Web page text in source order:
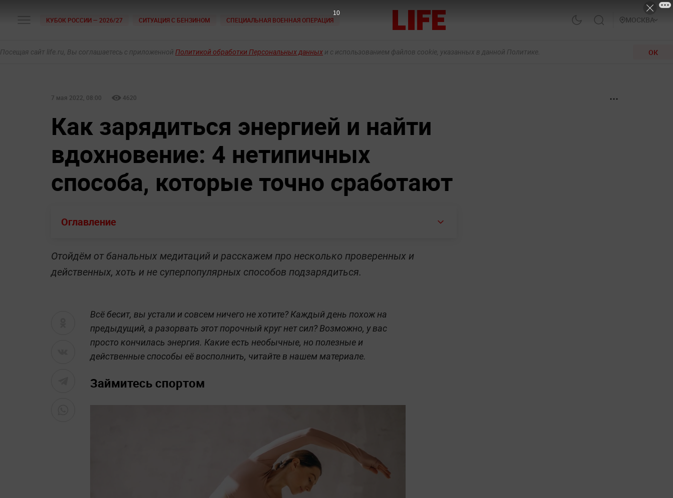
КУБОК РОССИИ — 2026/27 СИТУАЦИЯ С БЕНЗИНОМ СПЕЦИАЛЬНАЯ ВОЕННАЯ ОПЕРАЦИЯ МОСКВА
Посещая сайт life.ru, Вы соглашаетесь с приложенной Политикой обработки Персональных данных и с использованием файлов cookie, указанных в данной Политике. ОК
7 мая 2022, 08:00 4620
Как зарядиться энергией и найти
вдохновение: 4 нетипичных
способа, которые точно сработают
Оглавление
Отойдём от банальных медитаций и расскажем про несколько проверенных и
действенных, хоть и не суперпопулярных способов подзарядиться.
Всё бесит, вы устали и совсем ничего не хотите? Каждый день похож на
предыдущий, а разорвать этот порочный круг нет сил? Возможно, у вас
просто кончилась энергия. Какие есть необычные, но полезные и
действенные способы её восполнить, читайте в нашем материале.
Займитесь спортом
9